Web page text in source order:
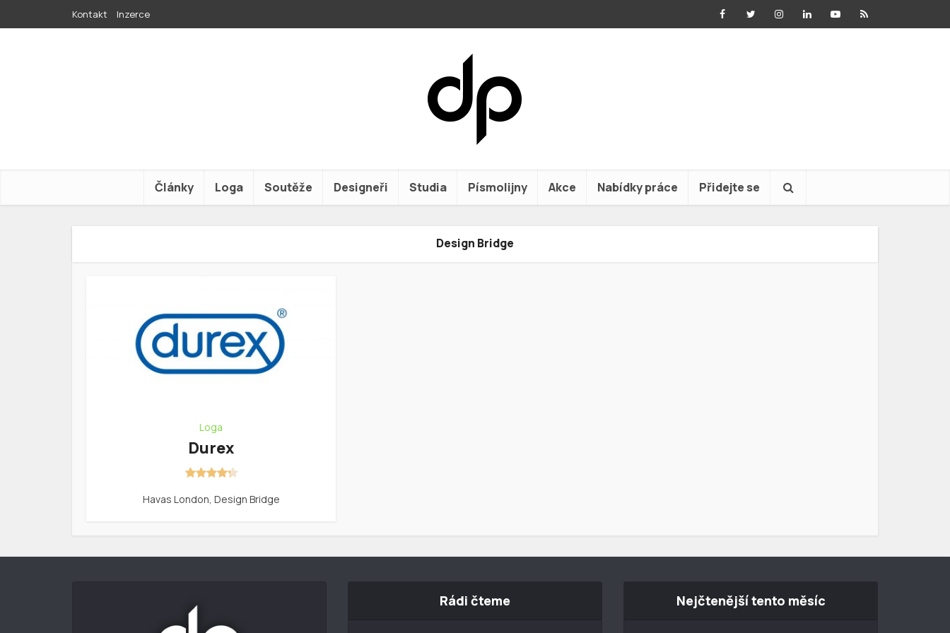
Kontakt Inzerce
Články Loga Soutěže Designeři Studia Písmolijny Akce Nabídky práce Přidejte se
Design Bridge
Loga
Durex
Havas London, Design Bridge
Rádi čteme Nejčtenější tento měsíc